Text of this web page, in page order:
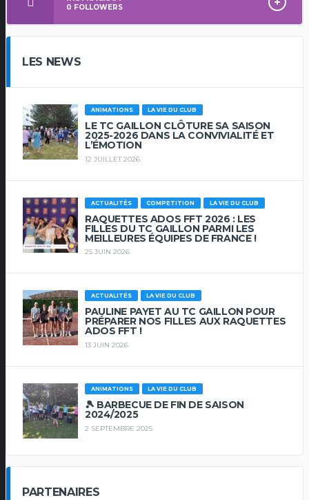
0 FOLLOWERS
LES NEWS
ANIMATIONS LA VIE DU CLUB
LE TC GAILLON CLÔTURE SA SAISON
2025-2026 DANS LA CONVIVIALITÉ ET
L’ÉMOTION
12 JUILLET 2026
ACTUALITÉS COMPETITION LA VIE DU CLUB
RAQUETTES ADOS FFT 2026 : LES
FILLES DU TC GAILLON PARMI LES
MEILLEURES ÉQUIPES DE FRANCE !
25 JUIN 2026
ACTUALITÉS LA VIE DU CLUB
PAULINE PAYET AU TC GAILLON POUR
PRÉPARER NOS FILLES AUX RAQUETTES
ADOS FFT !
13 JUIN 2026
ANIMATIONS LA VIE DU CLUB
🎾 BARBECUE DE FIN DE SAISON
2024/2025
2 SEPTEMBRE 2025
PARTENAIRES